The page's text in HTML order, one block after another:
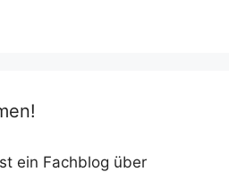
ein Fachblog über